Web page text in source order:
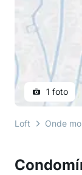
1 foto
Loft Onde